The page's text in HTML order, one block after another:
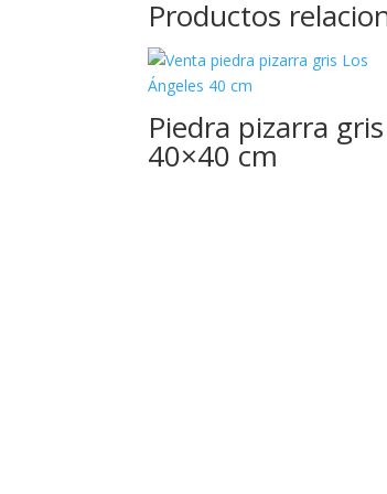
Productos
Piedra pizarra gris
40×40 cm